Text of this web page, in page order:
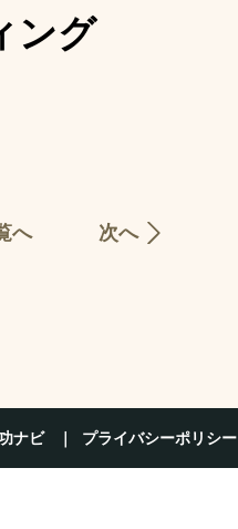
ング
へ 次へ
ナビ プライバシーポリシー